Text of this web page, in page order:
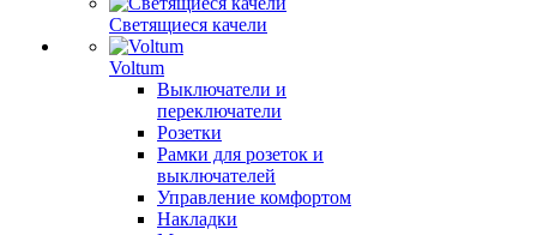
Светящиеся качели
Voltum
Выключатели и
переключатели
Розетки
Рамки для розеток и
выключателей
Управление комфортом
Накладки